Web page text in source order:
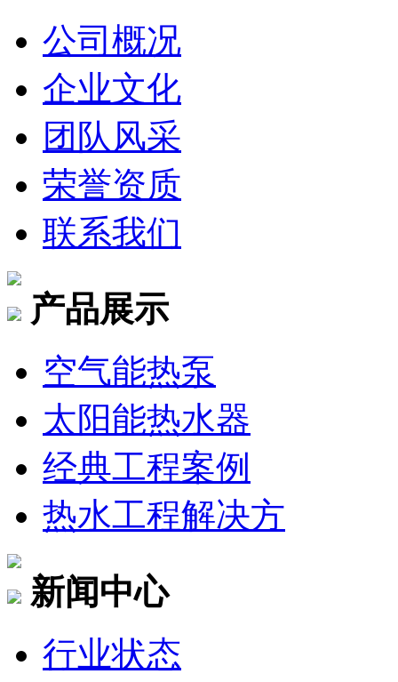
公司概况
企业文化
团队风采
荣誉资质
联系我们
产品展示
空气能热泵
太阳能热水器
经典工程案例
热水工程解决方
新闻中心
行业状态